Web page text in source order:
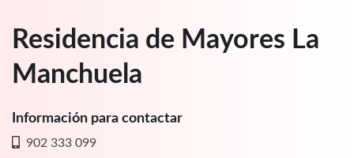
Residencia de Mayores La
Manchuela
Información para contactar
902 333 099